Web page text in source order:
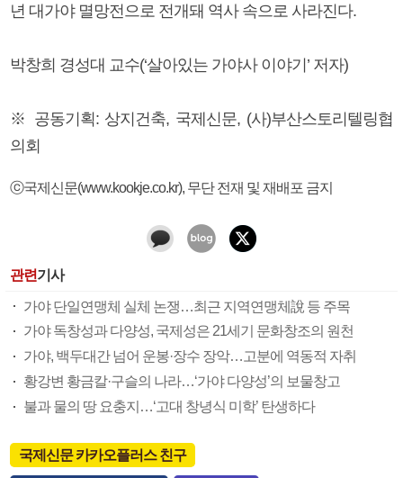
년 대가야 멸망전으로 전개돼 역사 속으로 사라진다.
박창희 경성대 교수(‘살아있는 가야사 이야기’ 저자)
※ 공동기획: 상지건축, 국제신문, (사)부산스토리텔링협
의회
ⓒ국제신문(www.kookje.co.kr), 무단 전재 및 재배포 금지
관련기사
가야 단일연맹체 실체 논쟁…최근 지역연맹체說 등 주목
가야 독창성과 다양성, 국제성은 21세기 문화창조의 원천
가야, 백두대간 넘어 운봉·장수 장악…고분에 역동적 자취
황강변 황금칼·구슬의 나라…‘가야 다양성’의 보물창고
불과 물의 땅 요충지…‘고대 창녕식 미학’ 탄생하다
국제신문 카카오플러스 친구